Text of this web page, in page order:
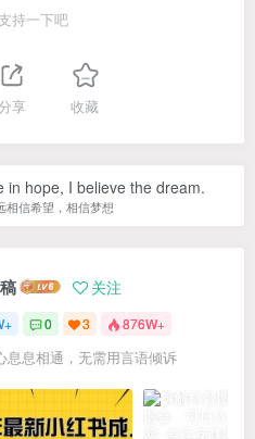
持一下吧
享 收藏
in hope, I believe the dream.
相信希望，相信梦想
关注
0 3 876W+
息息相通，无需用言语倾诉